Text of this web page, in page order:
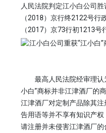
人民法院判定江小白公司
（2018）京行终2122号行
（2017）京73行初1213号
最高人民法院经审理认
小白”商标并非江津酒厂的
江津酒厂对定制产品除其注
告用语等并不享有知识产
请注册并未侵害江津酒厂